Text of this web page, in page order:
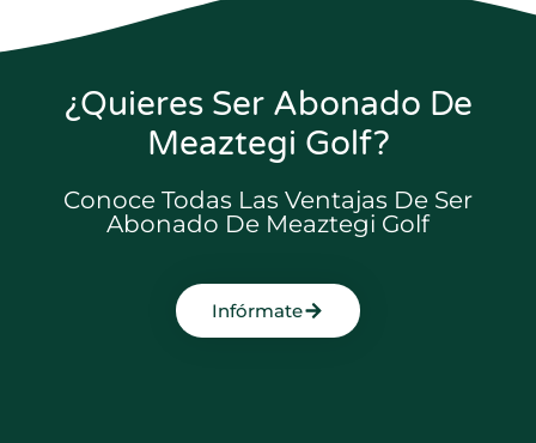
¿Quieres Ser Abonado De
Meaztegi Golf?
Conoce Todas Las Ventajas De Ser
Abonado De Meaztegi Golf
Infórmate